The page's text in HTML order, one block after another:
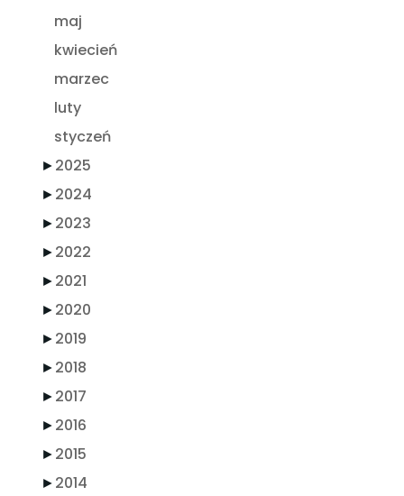
maj
kwiecień
marzec
luty
styczeń
►2025
►2024
►2023
►2022
►2021
►2020
►2019
►2018
►2017
►2016
►2015
►2014